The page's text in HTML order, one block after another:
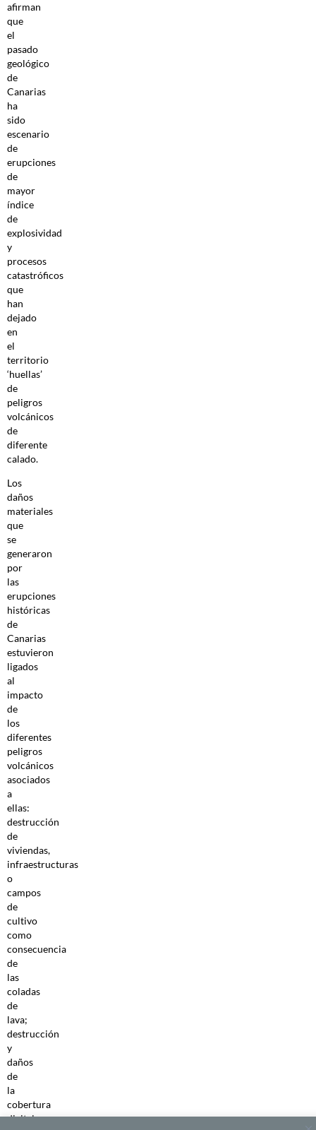
afirman
que
el
pasado
geológico
de
Canarias
ha
sido
escenario
de
erupciones
de
mayor
índice
de
explosividad
y
procesos
catastróficos
que
han
dejado
en
el
territorio
‘huellas’
de
peligros
volcánicos
de
diferente
calado.
Los
daños
materiales
que
se
generaron
por
las
erupciones
históricas
de
Canarias
estuvieron
ligados
al
impacto
de
los
diferentes
peligros
volcánicos
asociados
a
ellas:
destrucción
de
viviendas,
infraestructuras
o
campos
de
cultivo
como
consecuencia
de
las
coladas
de
lava;
destrucción
y
daños
de
la
cobertura
digital